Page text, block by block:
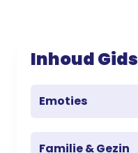
Inhoud Gids
Emoties
Familie & Gezin